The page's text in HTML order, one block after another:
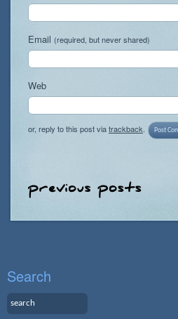
Email (required, but never shared)
Web
or, reply to this post viatrackback
Search